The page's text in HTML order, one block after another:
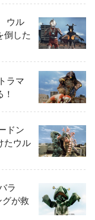
ウル
倒した
ラマ
ドン
たウル
ラ
が救